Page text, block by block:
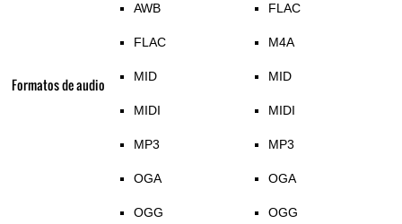
Formatos de audio
AWB
FLAC
MID
MIDI
MP3
OGA
OGG
FLAC
M4A
MID
MIDI
MP3
OGA
OGG